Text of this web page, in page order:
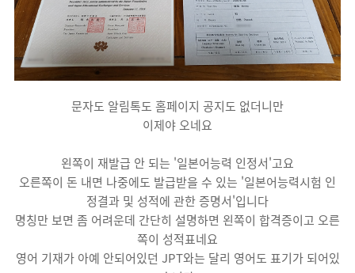
문자도 알림톡도 홈페이지 공지도 없더니만
이제야 오네요
왼쪽이 재발급 안 되는 '일본어능력 인정서'고요
오른쪽이 돈 내면 나중에도 발급받을 수 있는 '일본어능력시험 인
정결과 및 성적에 관한 증명서'입니다
명칭만 보면 좀 어려운데 간단히 설명하면 왼쪽이 합격증이고 오른
쪽이 성적표네요
영어 기재가 아예 안되어있던 JPT와는 달리 영어도 표기가 되어있